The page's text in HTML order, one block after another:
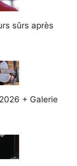
sûrs après
+ Galerie